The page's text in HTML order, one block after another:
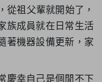
從祖父輩就開始了，
族成員就在日常生活
著機器設備更新，家
慶幸自己是個閒不下